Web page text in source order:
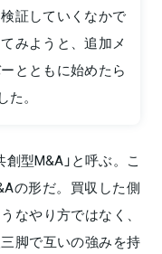
証していくなかで
みようと、追加メ
とともに始めたら
。
型M&A」と呼ぶ。こ
の形だ。買収した側
なやり方ではなく、
脚で互いの強みを持